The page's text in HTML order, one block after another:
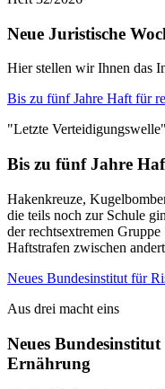
Neue Juristische
Hier stellen wir Ihnen das
Bis zu fünf Jahre Haft für
"Letzte Verteidigungswelle"
Bis zu fünf Jahre
Hakenkreuze,
die teils noch zur Schule
der rechtsextremen
Haftstrafen zwischen
Neues Bundesinstitut für
Aus drei macht eins
Neues
Ernährung